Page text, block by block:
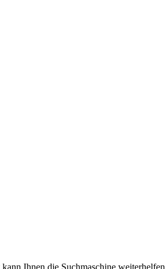
Ihnen die Suchmaschine weiterhelfen.